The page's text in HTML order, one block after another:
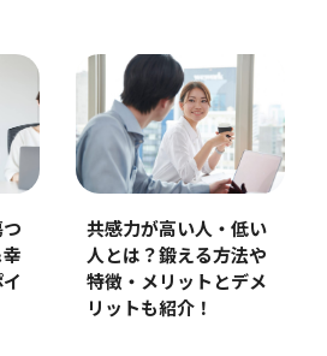
共感力が高い人・低い
人とは？鍛える方法や
特徴・メリットとデメ
リットも紹介！